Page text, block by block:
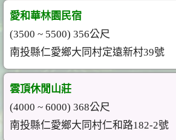
愛和華林園民宿
(3500 ~ 5500) 356公尺
南投縣仁愛鄉大同村定遠新村39號
雲頂休閒山莊
(4000 ~ 6000) 368公尺
南投縣仁愛鄉大同村仁和路182-2號